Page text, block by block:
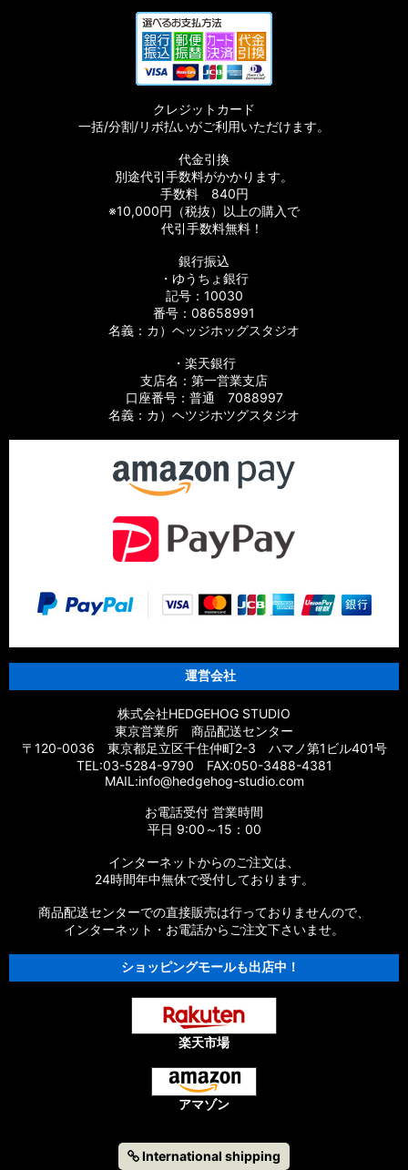
クレジットカード
一括/分割/リボ払いがご利用いただけます。
代金引換
別途代引手数料がかかります。
手数料 840円
※10,000円（税抜）以上の購入で
代引手数料無料！
銀行振込
・ゆうちょ銀行
記号：10030
番号：08658991
名義：カ）ヘッジホッグスタジオ
・楽天銀行
支店名：第一営業支店
口座番号：普通 7088997
名義：カ）ヘツジホツグスタジオ
運営会社
株式会社HEDGEHOG STUDIO
東京営業所 商品配送センター
〒120-0036 東京都足立区千住仲町2-3 ハマノ第1ビル401号
TEL:03-5284-9790 FAX:050-3488-4381
MAIL:info@hedgehog-studio.com
お電話受付 営業時間
平日 9:00～15：00
インターネットからのご注文は、
24時間年中無休で受付しております。
商品配送センターでの直接販売は行っておりませんので、
インターネット・お電話からご注文下さいませ。
ショッピングモールも出店中！
楽天市場
アマゾン
International shipping